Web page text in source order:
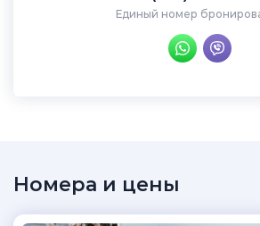
Единый номер
Номера и цены